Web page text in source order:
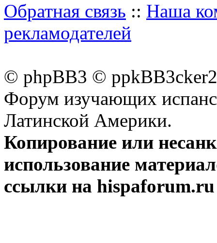
Обратная связь :: Наша
рекламодателей
© phpBB3 ©
Форум изучающих
Латинской Америки.
Копирование или
использование
ссылки на hispaforum.ru